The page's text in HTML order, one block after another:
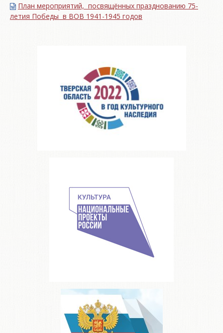
План мероприятий, посвящённых празднованию 75-
летия Победы в ВОВ 1941-1945 годов